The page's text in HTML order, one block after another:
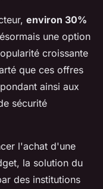
environ 30%
une option
croissante
que ces offres
ainsi aux
sécurité
l'achat d'une
la solution du
des institutions